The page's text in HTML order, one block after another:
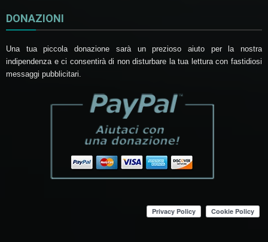
DONAZIONI
Una tua piccola donazione sarà un prezioso aiuto per la nostra
indipendenza e ci consentirà di non disturbare la tua lettura con fastidiosi
messaggi pubblicitari.